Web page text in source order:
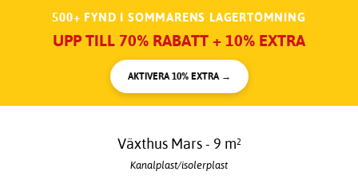
500+ FYND I SOMMARENS LAGERTÖMNING
UPP TILL 70% RABATT + 10% EXTRA
AKTIVERA 10% EXTRA →
Växthus Mars - 9 m²
Kanalplast/isolerplast